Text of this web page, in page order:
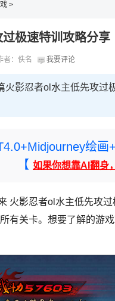
>
极速特训攻略分享
者：佚名 我要评论
火影忍者ol水主低先攻过
绘画
【 如果你想靠AI翻身
火影忍者ol水主低先攻
有关卡。想要了解的游戏